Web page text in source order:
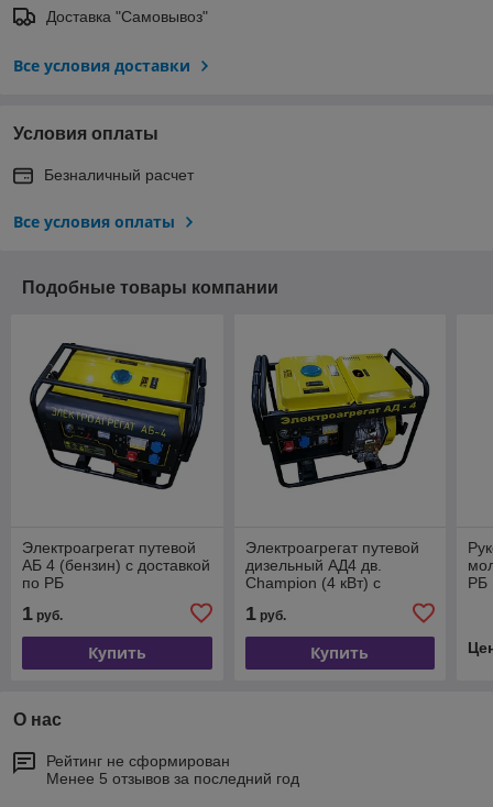
Доставка "Самовывоз"
Все условия доставки
Условия оплаты
Безналичный расчет
Все условия оплаты
Подобные товары компании
Электроагрегат путевой
АБ 4 (бензин) с доставкой
по РБ
1 руб.
Купить
Электроагрегат путевой
дизельный АД4 дв.
Champion (4 кВт) с
1руб.
Купить
РБ
О нас
Рейтинг не сформирован
Менее 5 отзывов за последний год